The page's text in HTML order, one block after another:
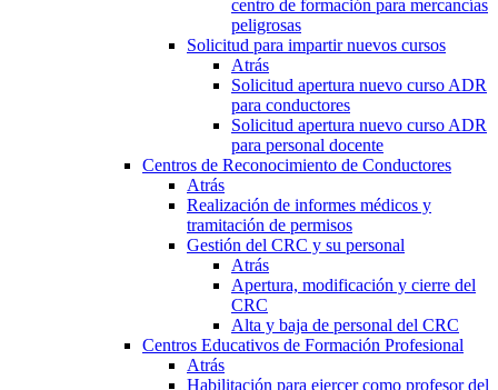
centro de formación para mercancías
peligrosas
Solicitud para impartir nuevos cursos
Atrás
Solicitud apertura nuevo curso ADR
para conductores
Solicitud apertura nuevo curso ADR
para personal docente
Centros de Reconocimiento de Conductores
Atrás
Realización de informes médicos y
tramitación de permisos
Gestión del CRC y su personal
Atrás
Apertura, modificación y cierre del
CRC
Alta y baja de personal del CRC
Centros Educativos de Formación Profesional
Atrás
Habilitación para ejercer como profesor del